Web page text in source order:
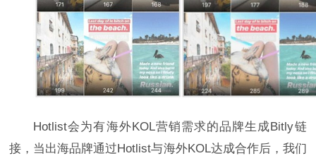
Hotlist会为有海外KOL营销需求的品牌生成Bitly链
接，当出海品牌通过Hotlist与海外KOL达成合作后，我们